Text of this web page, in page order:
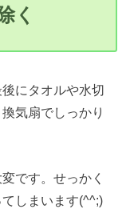
く
にタオルや水切
気扇でしっかり
です。せっかく
しまいます(^^;)